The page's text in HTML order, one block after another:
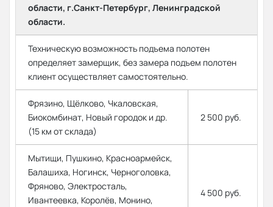
области, г.Санкт-Петербург, Ленинградской
области.
Техническую возможность подъема полотен
определяет замерщик, без замера подъем полотен
клиент осуществляет самостоятельно.
Фрязино, Щёлково, Чкаловская,
Биокомбинат, Новый городок и др.
(15 км от склада)
2 500 руб.
Мытищи, Пушкино, Красноармейск,
Балашиха, Ногинск, Черноголовка,
Фряново, Электросталь,
Ивантеевка, Королёв, Монино,
4 500 руб.